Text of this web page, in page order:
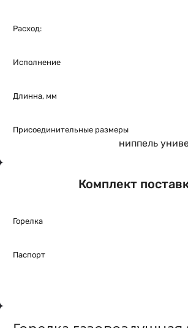
Расход:
Исполнение
Длинна, мм
Присоединительные размеры
ниппель
Комплект
Горелка
Паспорт